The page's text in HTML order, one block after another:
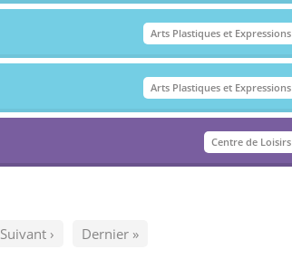
Arts Plastiques et Expressions
Arts Plastiques et Expressions
Centre de Loisirs
Suivant › Dernier »